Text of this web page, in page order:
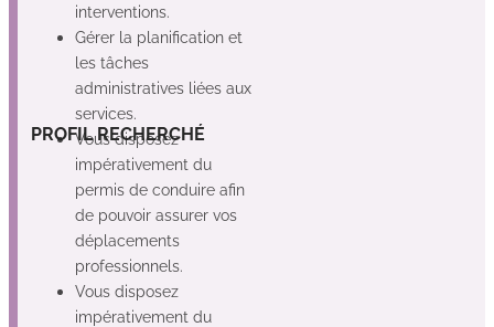
interventions.
Gérer la planification et
les tâches
administratives liées aux
services.
PROFIL RECHERCHÉ
NonNon
Vous disposez
impérativement du
permis de conduire afin
de pouvoir assurer vos
déplacements
professionnels.
Vous disposez
impérativement du